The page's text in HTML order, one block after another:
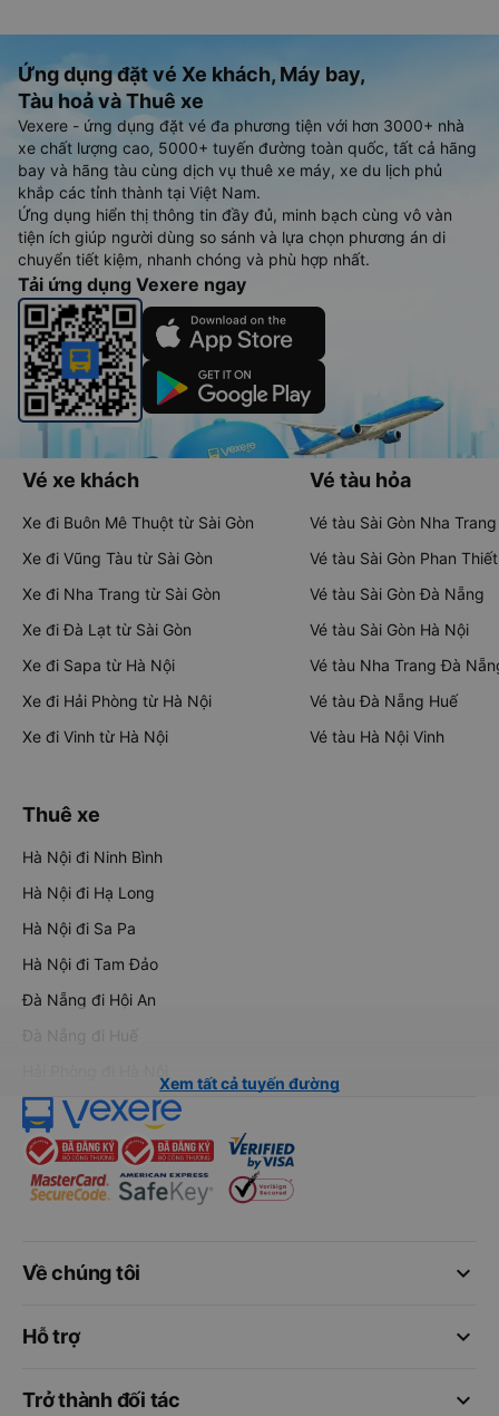
Ứng dụng đặt vé Xe khách, Máy bay,
Tàu hoả và Thuê xe
Vexere - ứng dụng đặt vé đa phương tiện với hơn 3000+ nhà
xe chất lượng cao, 5000+ tuyến đường toàn quốc, tất cả hãng
bay và hãng tàu cùng dịch vụ thuê xe máy, xe du lịch phủ
khắp các tỉnh thành tại Việt Nam.
Ứng dụng hiển thị thông tin đầy đủ, minh bạch cùng vô vàn
tiện ích giúp người dùng so sánh và lựa chọn phương án di
chuyển tiết kiệm, nhanh chóng và phù hợp nhất.
Tải ứng dụng Vexere ngay
Vé xe khách
Xe đi Buôn Mê Thuột từ Sài Gòn
Xe đi Vũng Tàu từ Sài Gòn
Xe đi Nha Trang từ Sài Gòn
Xe đi Đà Lạt từ Sài Gòn
Xe đi Sapa từ Hà Nội
Xe đi Hải Phòng từ Hà Nội
Xe đi Vinh từ Hà Nội
Vé tàu hỏa
Vé tàu Sài Gòn Nha Trang
Vé tàu Sài Gòn Phan Thiết
Vé tàu Sài Gòn Đà Nẵng
Vé tàu Sài Gòn Hà Nội
Vé tàu Nha Trang Đà
Vé tàu Đà Nẵng Huế
Vé tàu Hà Nội Vinh
Thuê xe
Hà Nội đi Ninh Bình
Hà Nội đi Hạ Long
Hà Nội đi Sa Pa
Hà Nội đi Tam Đảo
Đà Nẵng đi Hội An
Đà Nẵng đi Huế
Xem tất cả tuyến đường
keyboard_arrow_down
Về chúng tôi
keyboard_arrow_down
Hỗ trợ
keyboard_arrow_down
Trở thành đối tác